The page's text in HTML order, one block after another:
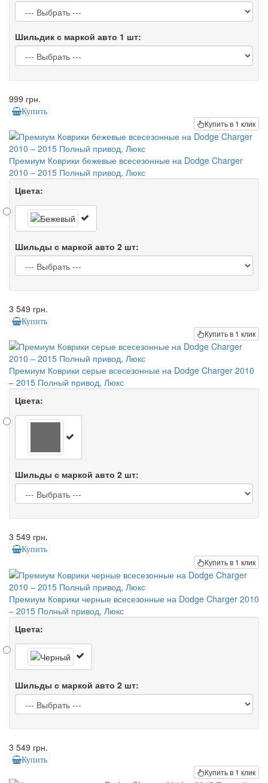
Шильдик с маркой авто 1 шт:
999 грн.
Купить
Купить в 1 клик
Премиум Коврики бежевые всесезонные на Dodge Charger
2010 – 2015 Полный привод, Люкс
Цвета:
Шильды с маркой авто 2 шт:
3 549 грн.
Купить
Купить в 1 клик
Премиум Коврики серые всесезонные на Dodge Charger 2010
– 2015 Полный привод, Люкс
Цвета:
Шильды с маркой авто 2 шт:
3 549 грн.
Купить
Купить в 1 клик
Премиум Коврики черные всесезонные на Dodge Charger 2010
– 2015 Полный привод, Люкс
Цвета:
Шильды с маркой авто 2 шт:
3 549 грн.
Купить
Купить в 1 клик